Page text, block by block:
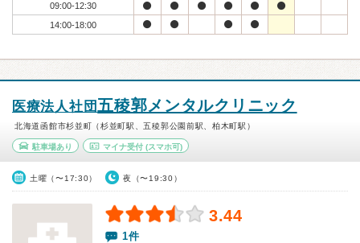
09:00-12:30
14:00-18:00
医療法人社団五稜郭メンタルクリニック
北海道函館市杉並町（杉並町駅、五稜郭公園前駅、柏木町駅）
駐車場あり マイナ受付(スマホ可)
土曜（〜17:30） 夜（〜19:30）
3.44
1件